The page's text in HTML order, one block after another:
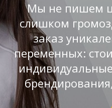
Мы не пишем
слишком
заказ
переменных: